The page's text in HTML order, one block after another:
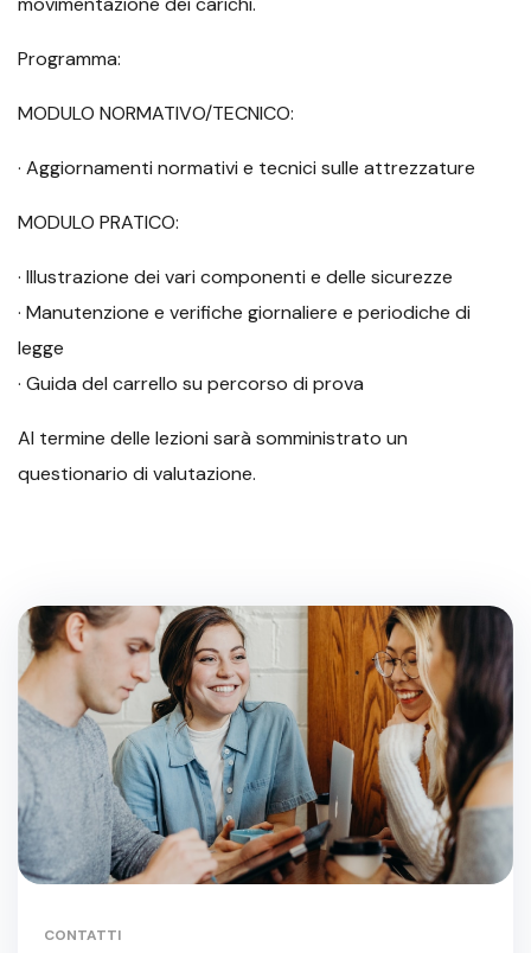
Programma:
MODULO NORMATIVO/TECNICO:
· Aggiornamenti normativi e tecnici sulle attrezzature
MODULO PRATICO:
· Illustrazione dei vari componenti e delle sicurezze
· Manutenzione e verifiche giornaliere e periodiche di
legge
· Guida del carrello su percorso di prova
Al termine delle lezioni sarà somministrato un
questionario di valutazione.
CONTATTI